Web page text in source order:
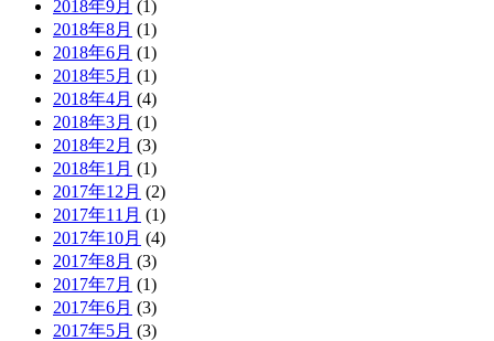
2018年9月 (1)
2018年8月 (1)
2018年6月 (1)
2018年5月 (1)
2018年4月 (4)
2018年3月 (1)
2018年2月 (3)
2018年1月 (1)
2017年12月 (2)
2017年11月 (1)
2017年10月 (4)
2017年8月 (3)
2017年7月 (1)
2017年6月 (3)
2017年5月 (3)